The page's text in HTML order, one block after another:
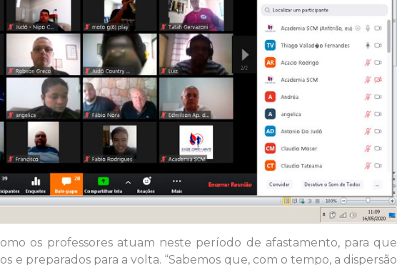
os professores atuam neste período de afastamento, para que
e preparados para a volta. “Sabemos que, com o tempo, a dispersão